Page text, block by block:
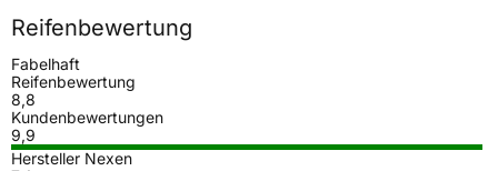
Reifenbewertung
Fabelhaft
Reifenbewertung
8,8
Kundenbewertungen
9,9
Hersteller Nexen